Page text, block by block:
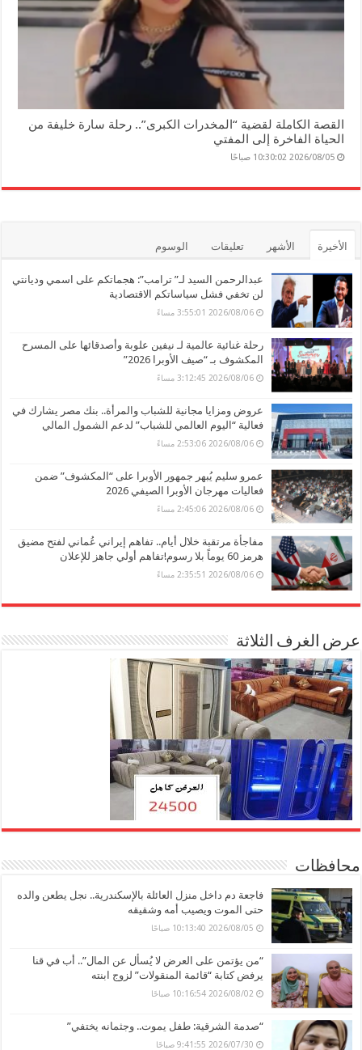
القصة الكاملة لقضية “المخدرات الكبرى”.. رحلة سارة خليفة من
الحياة الفاخرة إلى المفتي
2026/08/05 10:30:02 صباحًا
الأخيرة الأشهر تعليقات الوسوم
عبدالرحمن السيد لـ” ترامب”: هجماتكم على اسمي وديانتي
لن تخفي فشل سياساتكم الاقتصادية
2026/08/06 3:55:01 مساءً
رحلة غنائية عالمية لـ نيفين علوبة وأصدقائها على المسرح
المكشوف بـ “صيف الأوبرا 2026”
2026/08/06 3:12:45 مساءً
عروض ومزايا مجانية للشباب والمرأة.. بنك مصر يشارك في
فعالية “اليوم العالمي للشباب” لدعم الشمول المالي
2026/08/06 2:53:06 مساءً
عمرو سليم يُبهر جمهور الأوبرا على “المكشوف” ضمن
فعاليات مهرجان الأوبرا الصيفي 2026
2026/08/06 2:45:06 مساءً
مفاجأة مرتقبة خلال أيام.. تفاهم إيراني عُماني لفتح مضيق
هرمز 60 يوماً بلا رسوم!تفاهم أولي جاهز للإعلان
2026/08/06 2:35:51 مساءً
عرض الغرف الثلاثة
محافظات
فاجعة دم داخل منزل العائلة بالإسكندرية.. نجل يطعن والده
حتى الموت ويصيب أمه وشقيقه
2026/08/05 10:13:40 صباحًا
“من يؤتمن على العرض لا يُسأل عن المال”.. أب في قنا
يرفض كتابة “قائمة المنقولات” لزوج ابنته
2026/08/02 10:16:54 صباحًا
“صدمة الشرقية: طفل يموت.. وجثمانه يختفي”
2026/07/30 9:41:55 صباحًا